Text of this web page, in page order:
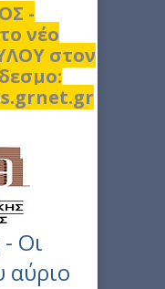
-
νέο
στον
Οι
αύριο